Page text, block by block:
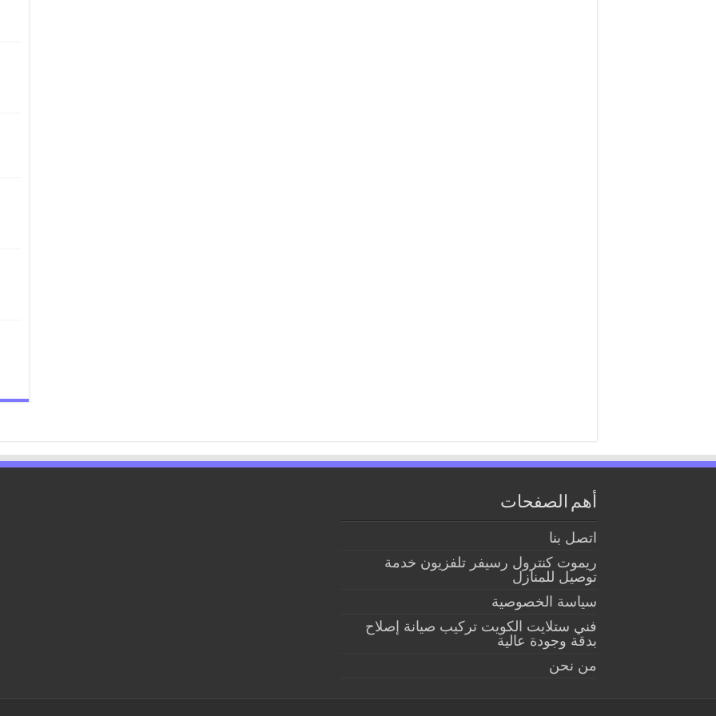
أهم الصفحات
اتصل بنا
ريموت كنترول رسيفر تلفزيون خدمة
توصيل للمنازل
سياسة الخصوصية
فني ستلايت الكويت تركيب صيانة إصلاح
بدقة وجودة عالية
من نحن